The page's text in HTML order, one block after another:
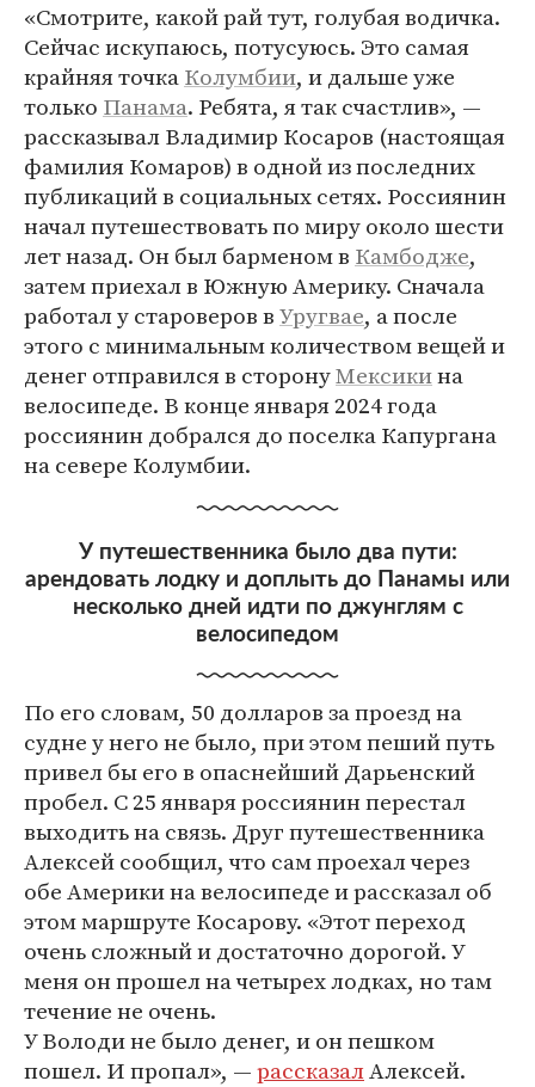
«Смотрите, какой рай тут, голубая водичка.
Сейчас искупаюсь, потусуюсь. Это самая
крайняя точкаКолумбии, и дальше уже
только Панама. Ребята, я так счастлив», ―
рассказывал Владимир Косаров (настоящая
фамилия Комаров) в одной из последних
публикаций в социальных сетях. Россиянин
начал путешествовать по миру около шести
лет назад. Он был барменом в Камбодже,
затем приехал в Южную Америку. Сначала
работал у староверов вУругвае, а после
этого с минимальным количеством вещей и
денег отправился в сторонуМексикина
велосипеде. В конце января 2024 года
россиянин добрался до поселка Капургана
на севере Колумбии.
У путешественника было два пути:
арендовать лодку и доплыть до Панамы или
несколько дней идти по джунглям с
велосипедом
По его словам, 50 долларов за проезд на
судне у него не было, при этом пеший путь
привел бы его в опаснейший Дарьенский
пробел. С 25 января россиянин перестал
выходить на связь. Друг путешественника
Алексей сообщил, что сам проехал через
обе Америки на велосипеде и рассказал об
этом маршруте Косарову. «Этот переход
очень сложный и достаточно дорогой. У
меня он прошел на четырех лодках, но там
течение не очень.
У Володи не было денег, и он пешком
пошел. И пропал», ―рассказалАлексей.